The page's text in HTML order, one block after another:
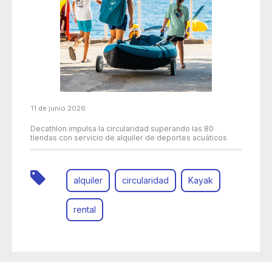
11 de junio 2026
Decathlon impulsa la circularidad superando las 80
tiendas con servicio de alquiler de deportes acuáticos
alquiler circularidad Kayak
rental